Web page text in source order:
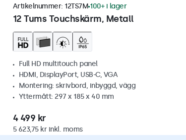
12 Tums Touchskärm, Metall
Artikelnummer: 12TS7M 100+ i lager
Full HD multitouch panel
HDMI, DisplayPort, USB-C, VGA
Montering: skrivbord, inbyggd, vägg
Yttermått: 297 x 185 x 40 mm
4 499 kr
5 623,75 kr inkl. moms